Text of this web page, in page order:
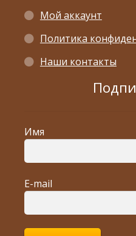
Мой аккаунт
Политика
Наши контакты
Имя
E-mail